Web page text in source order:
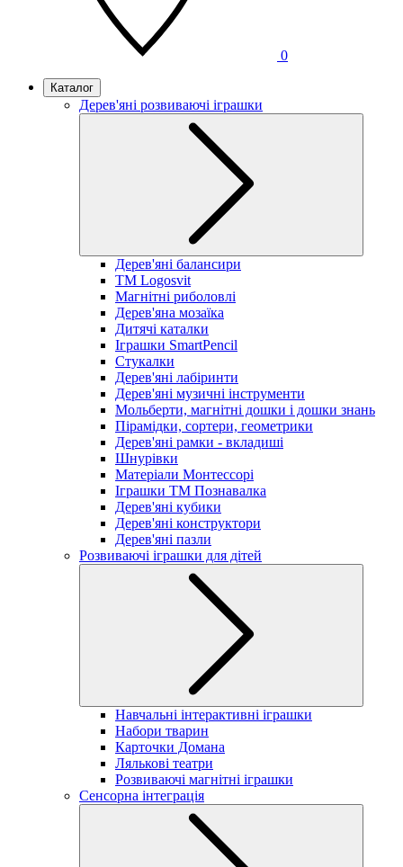
0
Каталог
Дерев'яні розвиваючі іграшки
Дерев'яні балансири
TM Logosvit
Магнітні риболовлі
Дерев'яна мозаїка
Дитячі каталки
Іграшки SmartPencil
Стукалки
Дерев'яні лабіринти
Дерев'яні музичні інструменти
Мольберти, магнітні дошки і дошки знань
Пірамідки, сортери, геометрики
Дерев'яні рамки - вкладиші
Шнурівки
Матеріали Монтессорі
Іграшки ТМ Познавалка
Дерев'яні кубики
Дерев'яні конструктори
Дерев'яні пазли
Розвиваючі іграшки для дітей
Навчальні інтерактивні іграшки
Набори тварин
Карточки Домана
Лялькові театри
Розвиваючі магнітні іграшки
Сенсорна інтеграція